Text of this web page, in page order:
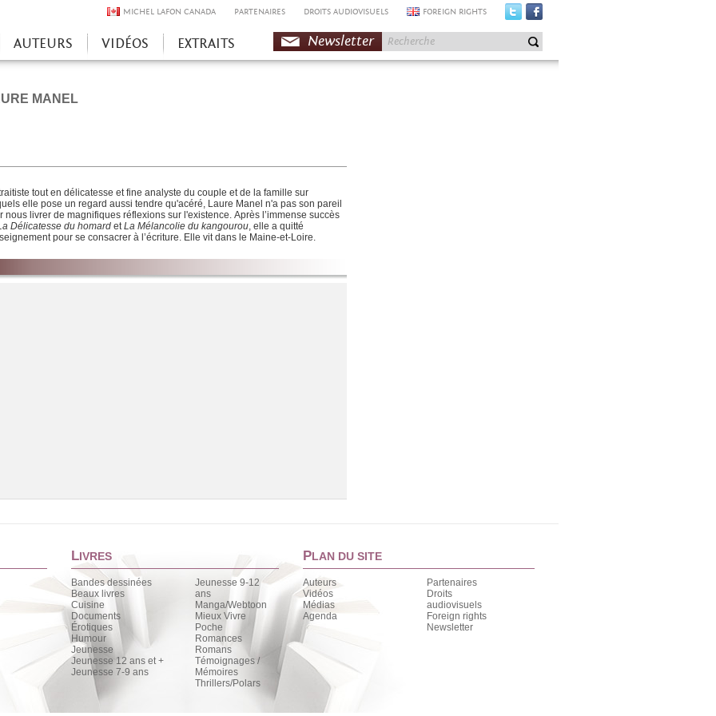
MICHEL LAFON CANADA PARTENAIRES DROITS AUDIOVISUELS FOREIGN RIGHTS
AUTEURS VIDÉOS EXTRAITS Newsletter
MANEL
tout en délicatesse et fine analyste du couple et de la famille sur
elle pose un regard aussi tendre qu'acéré, Laure Manel n'a pas son pareil
nous livrer de magnifiques réflexions sur l'existence. Après l’immense succès
Délicatesse du homard etLa Mélancolie du kangourou, elle a quitté
pour se consacrer à l’écriture. Elle vit dans le Maine-et-Loire.
Chargement de la liste
LIVRES
Bandes dessinées
Beaux livres
Cuisine
Documents
Érotiques
Humour
Jeunesse
Jeunesse 12 ans et +
Jeunesse 7-9 ans
Jeunesse 9-12
ans
Manga/Webtoon
Mieux Vivre
Poche
Romances
Romans
Témoignages /
Mémoires
Thrillers/Polars
PLAN DU SITE
Auteurs
Vidéos
Médias
Agenda
Partenaires
Droits
audiovisuels
Foreign rights
Newsletter